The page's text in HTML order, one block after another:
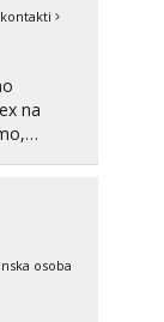
na
osoba